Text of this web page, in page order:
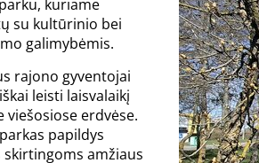
kuriame
su kultūrinio bei
galimybėmis.
rajono gyventojai
leisti laisvalaikį
erdvėse.
papildys
amžiaus